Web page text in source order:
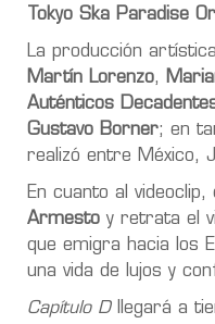
Tokyo Ska Paradise
La producción
Martín Lorenzo,
Auténticos
Gustavo Borner; en
realizó entre México,
En cuanto al
Armesto y retrata el
que emigra hacia los
una vida de lujos y
Capítulo Dllegará a